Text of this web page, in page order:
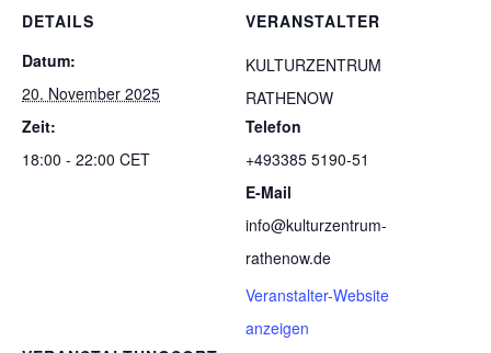
DETAILS
Datum:
20. November 2025
Zeit:
18:00 - 22:00 CET
VERANSTALTER
KULTURZENTRUM
RATHENOW
Telefon
+493385 5190-51
E-Mail
info@kulturzentrum-
rathenow.de
Veranstalter-Website
anzeigen